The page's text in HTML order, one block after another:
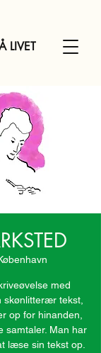
LIVET
med
skønlitterær tekst,
op for hinanden,
samtaler. Man har
læse sin tekst op.